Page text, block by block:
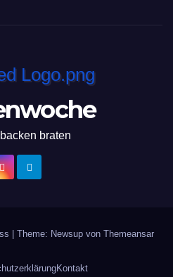
braten
Theme: Newsup von Themeansar
Kontakt